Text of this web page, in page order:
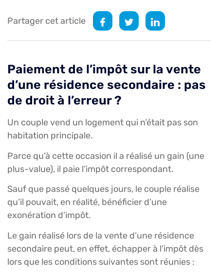
Partager cet article
Paiement de l’impôt sur la vente
d’une résidence secondaire : pas
de droit à l’erreur ?
Un couple vend un logement qui n’était pas son
habitation principale.
Parce qu’à cette occasion il a réalisé un gain (une
plus-value), il paie l’impôt correspondant.
Sauf que passé quelques jours, le couple réalise
qu’il pouvait, en réalité, bénéficier d’une
exonération d’impôt.
Le gain réalisé lors de la vente d’une résidence
secondaire peut, en effet, échapper à l’impôt dès
lors que les conditions suivantes sont réunies :